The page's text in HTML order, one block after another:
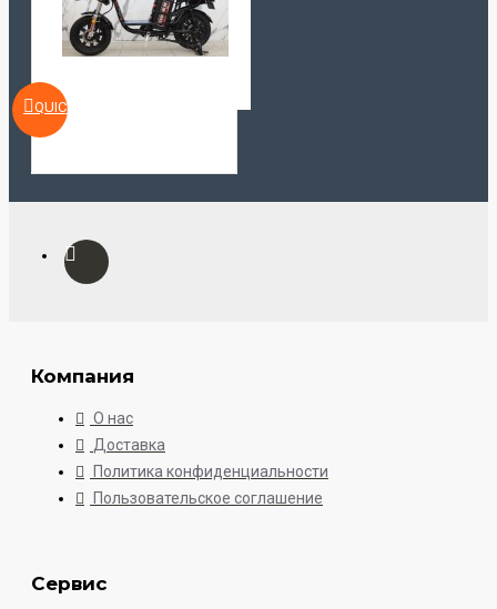
QUICKVIEW
Компания
О нас
Доставка
Политика конфиденциальности
Пользовательское соглашение
Сервис